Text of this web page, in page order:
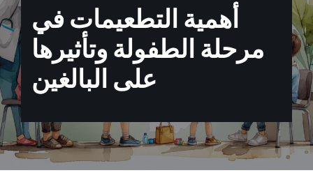
أهمية التطعيمات في
مرحلة الطفولة وتأثيرها
على البالغين